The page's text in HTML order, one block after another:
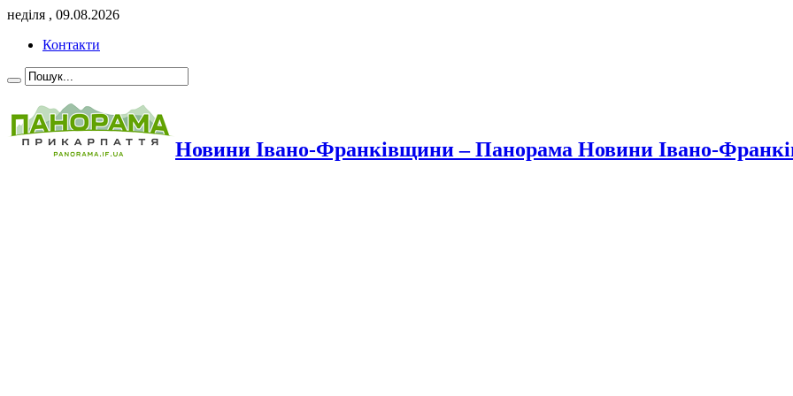
неділя , 09.08.2026
Контакти
Новини Івано-Франківщини – Панорама Новини Івано-